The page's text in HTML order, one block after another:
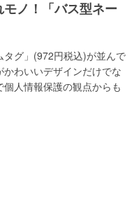
ノ！「バス型ネー
グ」(972円税込)が並んで
わいいデザインだけでな
人情報保護の観点からも